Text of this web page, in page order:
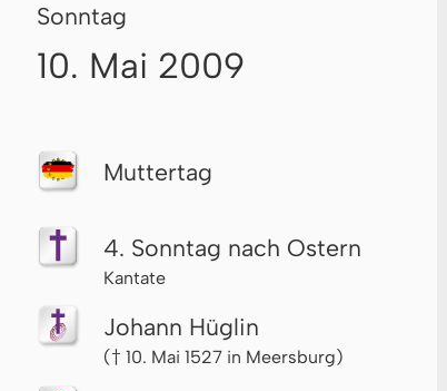
Sonntag
10. Mai 2009
Muttertag
4. Sonntag nach Ostern
Kantate
Johann Hüglin
(† 10. Mai 1527 in Meersburg)